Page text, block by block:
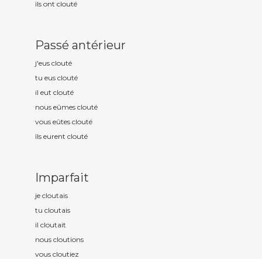
ils ont clouté
Passé antérieur
j'eus clouté
tu eus clouté
il eut clouté
nous eûmes clouté
vous eûtes clouté
ils eurent clouté
Imparfait
je cloutais
tu cloutais
il cloutait
nous cloutions
vous cloutiez